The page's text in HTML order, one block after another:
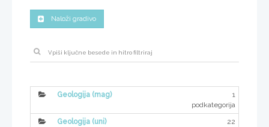
Naloži gradivo
Geologija (mag)
1
podkategorija
Geologija (uni)
22